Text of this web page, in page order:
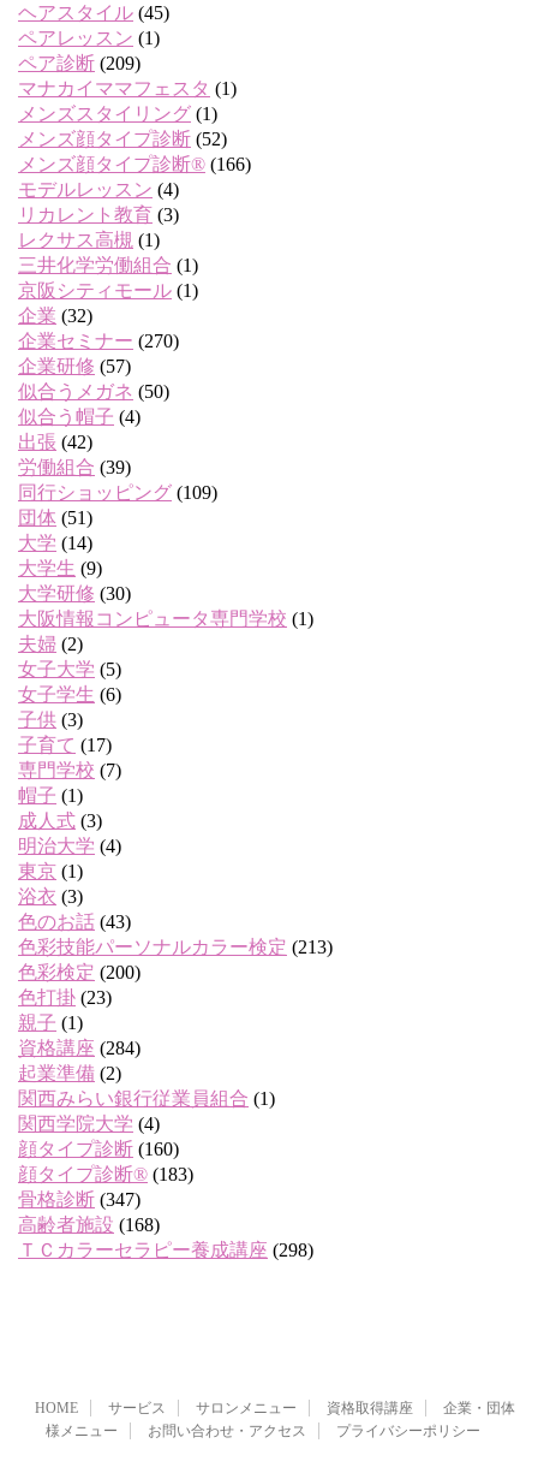
ヘアスタイル (45)
ペアレッスン (1)
ペア診断 (209)
マナカイママフェスタ (1)
メンズスタイリング (1)
メンズ顔タイプ診断 (52)
メンズ顔タイプ診断® (166)
モデルレッスン (4)
リカレント教育 (3)
レクサス高槻 (1)
三井化学労働組合 (1)
京阪シティモール (1)
企業 (32)
企業セミナー (270)
企業研修 (57)
似合うメガネ (50)
似合う帽子 (4)
出張 (42)
労働組合 (39)
同行ショッピング (109)
団体 (51)
大学 (14)
大学生 (9)
大学研修 (30)
大阪情報コンピュータ専門学校 (1)
夫婦 (2)
女子大学 (5)
女子学生 (6)
子供 (3)
子育て (17)
専門学校 (7)
帽子 (1)
成人式 (3)
明治大学 (4)
東京 (1)
浴衣 (3)
色のお話 (43)
色彩技能パーソナルカラー検定 (213)
色彩検定 (200)
色打掛 (23)
親子 (1)
資格講座 (284)
起業準備 (2)
関西みらい銀行従業員組合 (1)
関西学院大学 (4)
顔タイプ診断 (160)
顔タイプ診断® (183)
骨格診断 (347)
高齢者施設 (168)
ＴＣカラーセラピー養成講座 (298)
HOME サービス サロンメニュー 資格取得講座
企業・団体
様メニュー
お問い合わせ・アクセス プライバシーポリシー